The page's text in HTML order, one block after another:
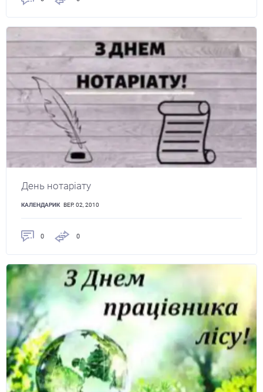
День нотаріату
КАЛЕНДАРИК ВЕР. 02, 2010
0 0